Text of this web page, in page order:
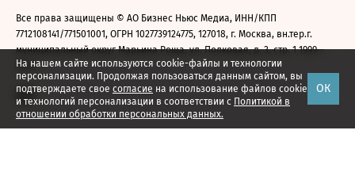
На нашем сайте используются cookie-файлы и технологии
персонализации. Продолжая пользоваться данным сайтом, вы
подтверждаете свое согласие на использование файлов cookie
и технологий персонализации в соответствии с Политикой в
отношении обработки персональных данных.
ОК
Все права защищены © АО Бизнес Ньюс Медиа, ИНН/КПП
7712108141/771501001, ОГРН 1027739124775, 127018, г. Москва, вн.тер.г.
муниципальный округ Марьина Роща, ул. Полковая, д. 3, стр. 1 1999—
2026